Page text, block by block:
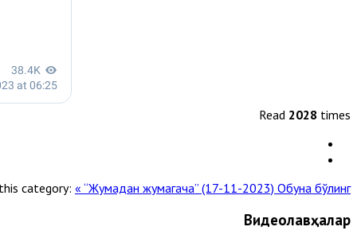
Read 2028 times
category: « “Жумадан жумагача” (17-11-2023) Обуна бўлинг! »
Видеолавҳалар